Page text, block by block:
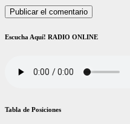
Escucha Aquí! RADIO ONLINE
Tabla de Posiciones